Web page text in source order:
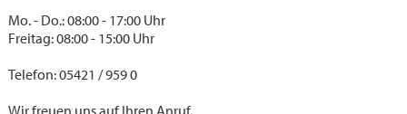
Mo. - Do.: 08:00 - 17:00 Uhr
Freitag: 08:00 - 15:00 Uhr
Telefon: 05421 / 959 0
Wir freuen uns auf Ihren Anruf.